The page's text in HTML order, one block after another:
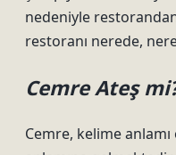
nedeniyle restorandan
restoranı nerede,
Cemre Ateş
Cemre, kelime